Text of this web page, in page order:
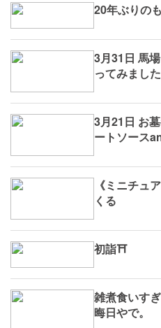
20年ぶりの
3月31日 馬
ってみました
3月21日 お
ートソース
《ミニチュ
くる
初詣⛩
雑煮食いす
晦日やで。